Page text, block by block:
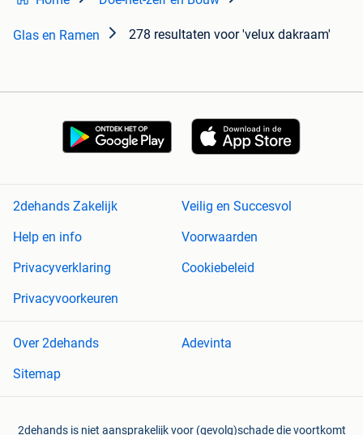
Glas en Ramen 278 resultaten voor 'velux dakraam'
2dehands Zakelijk
Veilig en Succesvol
Help en info
Voorwaarden
Privacyverklaring
Cookiebeleid
Privacyvoorkeuren
Over 2dehands
Adevinta
Sitemap
2dehands is niet aansprakelijk voor (gevolg)schade die voortkomt